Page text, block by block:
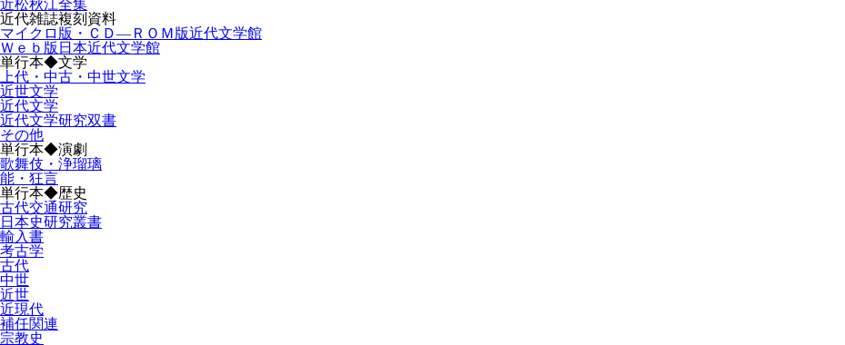
近松秋江全集
近代雑誌複刻資料
マイクロ版・ＣＤ―ＲＯＭ版近代文学館
Ｗｅｂ版日本近代文学館
単行本◆文学
上代・中古・中世文学
近世文学
近代文学
近代文学研究双書
その他
単行本◆演劇
歌舞伎・浄瑠璃
能・狂言
単行本◆歴史
古代交通研究
日本史研究叢書
輸入書
考古学
古代
中世
近世
近現代
補任関連
宗教史